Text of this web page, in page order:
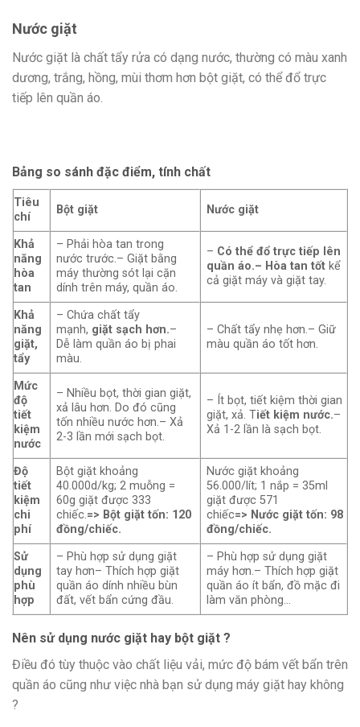
Nước giặt
Nước giặt là chất tẩy rửa có dạng nước, thường có màu xanh
dương, trắng, hồng, mùi thơm hơn bột giặt, có thể đổ trực
tiếp lên quần áo.
Bảng so sánh đặc điểm, tính chất
Tiêu
chí
Bột giặt Nước giặt
Khả
năng
hòa
tan
– Phải hòa tan trong
nước trước.– Giặt bằng
máy thường sót lại cặn
dính trên máy, quần áo.
– Có thể đổ trực tiếp lên
quần áo.– Hòa tan tốt kể
cả giặt máy và giặt tay.
Khả
năng
giặt,
tẩy
– Chứa chất tẩy
mạnh, giặt sạch hơn.–
Dễ làm quần áo bị phai
màu.
– Chất tẩy nhẹ hơn.– Giữ
màu quần áo tốt hơn.
Mức
độ
tiết
kiệm
nước
– Nhiều bọt, thời gian giặt,
xả lâu hơn. Do đó cũng
tốn nhiều nước hơn.– Xả
2-3 lần mới sạch bọt.
– Ít bọt, tiết kiệm thời gian
giặt, xả. Tiết kiệm nước.–
Xả 1-2 lần là sạch bọt.
Độ
tiết
kiệm
chi
phí
Bột giặt khoảng
40.000d/kg; 2 muỗng =
60g giặt được 333
chiếc.=> Bột giặt tốn: 120
đồng/chiếc.
Nước giặt khoảng
56.000/lít; 1 nắp = 35ml
giặt được 571
chiếc=> Nước giặt tốn: 98
đồng/chiếc.
Sử
dụng
phù
hợp
– Phù hợp sử dụng giặt
tay hơn– Thích hợp giặt
quần áo dính nhiều bùn
đất, vết bẩn cứng đầu.
– Phù hợp sử dụng giặt
máy hơn.– Thích hợp giặt
quần áo ít bẩn, đồ mặc đi
làm văn phòng…
Nên sử dụng nước giặt hay bột giặt ?
Điều đó tùy thuộc vào chất liệu vải, mức độ bám vết bẩn trên
quần áo cũng như việc nhà bạn sử dụng máy giặt hay không
?